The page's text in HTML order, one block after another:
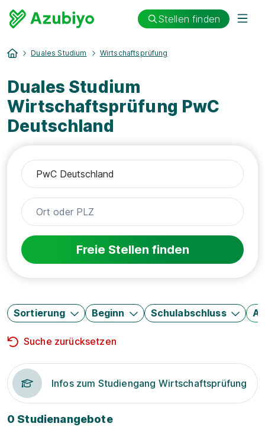
Stellen finden
Duales Studium Wirtschaftsprüfung
Duales Studium
Wirtschaftsprüfung PwC
Deutschland
Freie Stellen finden
Sortierung Beginn Schulabschluss
Suche zurücksetzen
Infos zum Studiengang Wirtschaftsprüfung
0 Studienangebote